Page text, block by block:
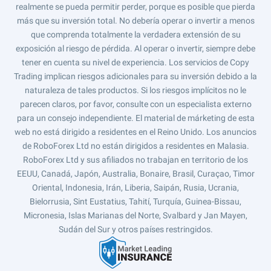
realmente se pueda permitir perder, porque es posible que pierda
más que su inversión total. No debería operar o invertir a menos
que comprenda totalmente la verdadera extensión de su
exposición al riesgo de pérdida. Al operar o invertir, siempre debe
tener en cuenta su nivel de experiencia. Los servicios de Copy
Trading implican riesgos adicionales para su inversión debido a la
naturaleza de tales productos. Si los riesgos implícitos no le
parecen claros, por favor, consulte con un especialista externo
para un consejo independiente. El material de márketing de esta
web no está dirigido a residentes en el Reino Unido. Los anuncios
de RoboForex Ltd no están dirigidos a residentes en Malasia.
RoboForex Ltd y sus afiliados no trabajan en territorio de los
EEUU, Canadá, Japón, Australia, Bonaire, Brasil, Curaçao, Timor
Oriental, Indonesia, Irán, Liberia, Saipán, Rusia, Ucrania,
Bielorrusia, Sint Eustatius, Tahití, Turquía, Guinea-Bissau,
Micronesia, Islas Marianas del Norte, Svalbard y Jan Mayen,
Sudán del Sur y otros países restringidos.